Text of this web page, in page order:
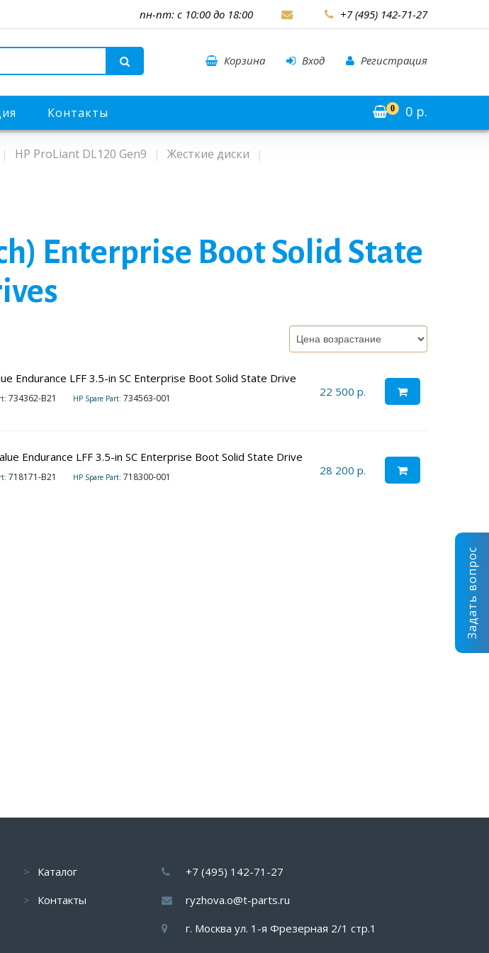
пн-пт: с 10:00 до 18:00 +7 (495) 142-71-27
Корзина Вход Регистрация
Контакты 0 0 р.
HP ProLiant DL120 Gen9
Жесткие диски
Enterprise Boot Solid State
Endurance LFF 3.5-in SC Enterprise Boot Solid State Drive
734362-B21 HP Spare Part: 734563-001 22 500 р.
Endurance LFF 3.5-in SC Enterprise Boot Solid State Drive
718171-B21 HP Spare Part: 718300-001 28 200 р.
Каталог
Контакты
+7 (495) 142-71-27
ryzhova.o@t-parts.ru
г. Москва ул. 1-я Фрезерная 2/1 стр.1
Задать вопрос